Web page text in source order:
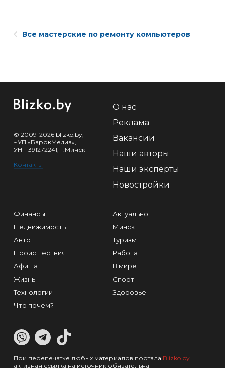
Все мастерские по ремонту компьютеров
© 2009-2026 blizko.by,
ЧУП «БарокМедиа»,
УНП 391272241, г.Минск
Контакты
О нас
Реклама
Вакансии
Наши авторы
Наши эксперты
Новостройки
Финансы
Недвижимость
Авто
Происшествия
Афиша
Жизнь
Технологии
Что почем?
Актуально
Минск
Туризм
Работа
В мире
Спорт
Здоровье
При перепечатке любых материалов портала Blizko.by
активная ссылка на источник обязательна